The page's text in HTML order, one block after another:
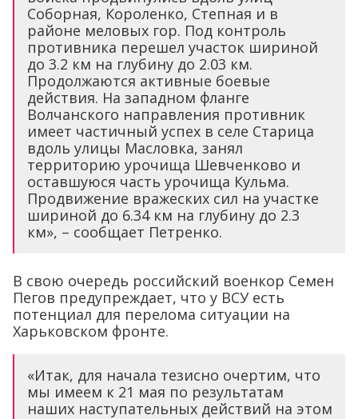
Соборная, Короленко, Степная и в
районе меловых гор. Под контроль
противника перешел участок шириной
до 3.2 км на глубину до 2.03 км.
Продолжаются активные боевые
действия. На западном фланге
Волчанского направления противник
имеет частичный успех в селе Старица
вдоль улицы Масловка, занял
территорию урочища Шевченково и
оставшуюся часть урочища Кульма.
Продвижение вражеских сил на участке
шириной до 6.34 км на глубину до 2.3
км», – сообщает Петренко.
В свою очередь российский военкор Семен
Пегов предупреждает, что у ВСУ есть
потенциал для перелома ситуации на
Харьковском фронте.
«Итак, для начала тезисно очертим, что
мы имеем к 21 мая по результатам
наших наступательных действий на этом